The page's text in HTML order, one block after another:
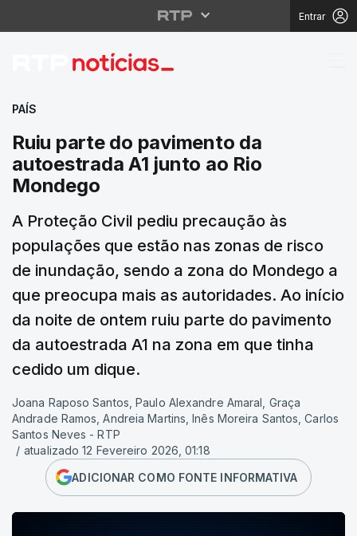
Entrar
Ruiu parte do
PAÍS
Ruiu parte do pavimento da
autoestrada A1 junto ao Rio
Mondego
A Proteção Civil pediu precaução às
populações que estão nas zonas de risco
de inundação, sendo a zona do Mondego a
que preocupa mais as autoridades. Ao início
da noite de ontem ruiu parte do pavimento
da autoestrada A1 na zona em que tinha
cedido um dique.
Joana Raposo Santos, Paulo Alexandre Amaral, Graça
Andrade Ramos, Andreia Martins, Inês Moreira Santos, Carlos
Santos Neves - RTP
/ atualizado 12 Fevereiro 2026, 01:18
ADICIONAR COMO FONTE INFORMATIVA